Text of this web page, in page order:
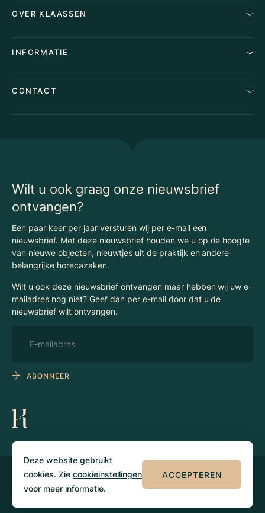
Deze website gebruikt
cookies. Zie cookieinstellingen
voor meer informatie.
ACCEPTEREN
Aankoopopdracht
Stille verkoop
Taxaties
Advies
OVER KLAASSEN
Waarom Klaassen
Vacatures
Algemene voorwaarden
INFORMATIE
Vergunningen
CONTACT
Wilt u ook graag onze nieuwsbrief
ontvangen?
Een paar keer per jaar versturen wij per e-mail een
nieuwsbrief. Met deze nieuwsbrief houden we u op de hoogte
van nieuwe objecten, nieuwtjes uit de praktijk en andere
belangrijke horecazaken.
Wilt u ook deze nieuwsbrief ontvangen maar hebben wij uw e-
mailadres nog niet? Geef dan per e-mail door dat u de
nieuwsbrief wilt ontvangen.
ABONNEER
© 2026 Klaassen
Horecamakelaars
Privacy
Algemene